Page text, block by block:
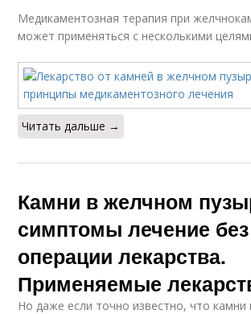
Медикаментозная терапия при
может применяться с несколькими
Читать дальше →
Камни в желчном
симптомы лечение без
операции лекарства.
Применяемые
Но даже если точно известно, что камни